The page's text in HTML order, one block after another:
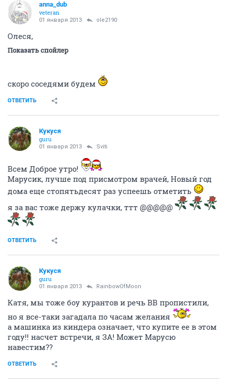
anna_dub
veteran
01 января 2013 ole2190
Олеся,
Показать спойлер
скоро соседями будем
ОТВЕТИТЬ
Кукуся
guru
01 января 2013 Sviti
Всем Доброе утро!
Марусик, лучше под присмотром врачей, Новый год
дома еще стопятьдесят раз успеешь отметить
я за вас тоже держу кулачки, ттт @@@@@
ОТВЕТИТЬ
Кукуся
guru
01 января 2013 RainbowOfMoon
Катя, мы тоже боу курантов и речь ВВ пропистили,
но я все-таки загадала по часам желания
а машинка из киндера означает, что купите ее в этом
году!! насчет встречи, я ЗА! Может Марусю
навестим??
ОТВЕТИТЬ